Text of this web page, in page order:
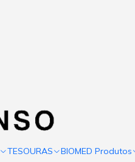
TESOURAS BIOMED Produtos